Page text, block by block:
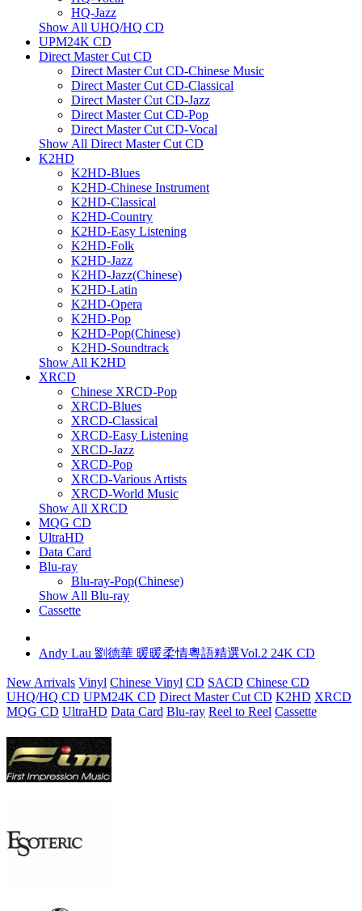
HQ-Jazz
Show All UHQ/HQ CD
UPM24K CD
Direct Master Cut CD
Direct Master Cut CD-Chinese Music
Direct Master Cut CD-Classical
Direct Master Cut CD-Jazz
Direct Master Cut CD-Pop
Direct Master Cut CD-Vocal
Show All Direct Master Cut CD
K2HD
K2HD-Blues
K2HD-Chinese Instrument
K2HD-Classical
K2HD-Country
K2HD-Easy Listening
K2HD-Folk
K2HD-Jazz
K2HD-Jazz(Chinese)
K2HD-Latin
K2HD-Opera
K2HD-Pop
K2HD-Pop(Chinese)
K2HD-Soundtrack
Show All K2HD
XRCD
Chinese XRCD-Pop
XRCD-Blues
XRCD-Classical
XRCD-Easy Listening
XRCD-Jazz
XRCD-Pop
XRCD-Various Artists
XRCD-World Music
Show All XRCD
MQG CD
UltraHD
Data Card
Blu-ray
Blu-ray-Pop(Chinese)
Show All Blu-ray
Cassette
Andy Lau 劉德華 暖暖柔情粵語精選Vol.2 24K CD
New Arrivals Vinyl Chinese Vinyl CD SACD Chinese CD
UHQ/HQ CD UPM24K CD Direct Master Cut CD K2HD XRCD
MQG CD UltraHD Data Card Blu-ray Reel to Reel Cassette